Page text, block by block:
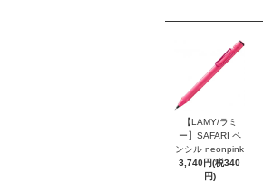
【LAMY/ラミ
ー】SAFARI ペ
ンシル neonpink
3,740円(税340
円)